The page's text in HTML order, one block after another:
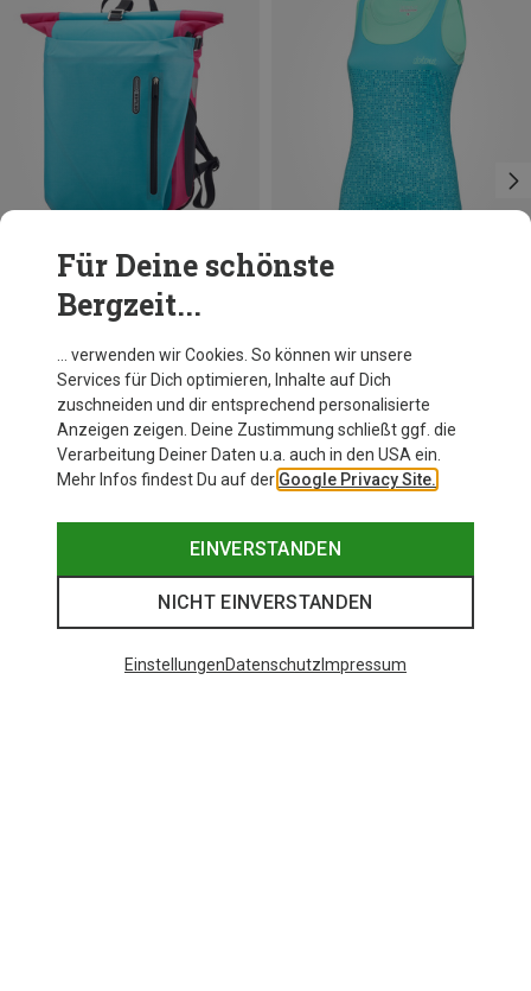
Vario Fahrradtasche
199,95 €
Für Deine schönste
Bergzeit...
… verwenden wir Cookies. So können wir unsere
Services für Dich optimieren, Inhalte auf Dich
zuschneiden und dir entsprechend personalisierte
Anzeigen zeigen. Deine Zustimmung schließt ggf. die
Verarbeitung Deiner Daten u.a. auch in den USA ein.
Mehr Infos findest Du auf der Google Privacy Site.
EINVERSTANDEN
NICHT EINVERSTANDEN
EinstellungenDatenschutz Impressum